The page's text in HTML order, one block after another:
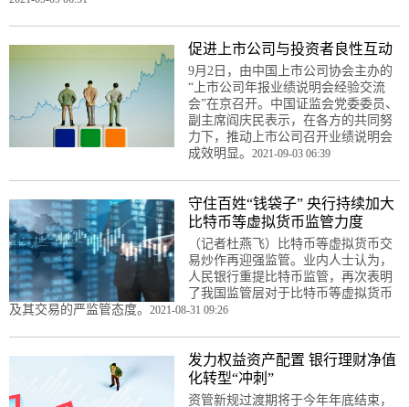
促进上市公司与投资者良性互动
9月2日，由中国上市公司协会主办的
“上市公司年报业绩说明会经验交流
会”在京召开。中国证监会党委委员、
副主席阎庆民表示，在各方的共同努
力下，推动上市公司召开业绩说明会
成效明显。 2021-09-03 06:39
守住百姓“钱袋子” 央行持续加大
比特币等虚拟货币监管力度
（记者杜燕飞）比特币等虚拟货币交
易炒作再迎强监管。业内人士认为，
人民银行重提比特币监管，再次表明
了我国监管层对于比特币等虚拟货币
及其交易的严监管态度。 2021-08-31 09:26
发力权益资产配置 银行理财净值
化转型“冲刺”
资管新规过渡期将于今年年底结束，